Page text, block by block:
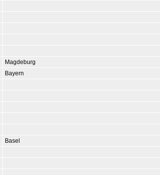
Magdeburg
Bayern
Basel